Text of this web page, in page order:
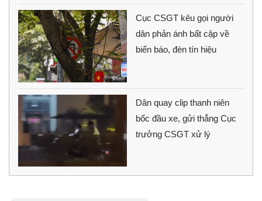
Cục CSGT kêu gọi người
dân phản ánh bất cập về
biển báo, đèn tín hiệu
Dân quay clip thanh niên
bốc đầu xe, gửi thẳng Cục
trưởng CSGT xử lý